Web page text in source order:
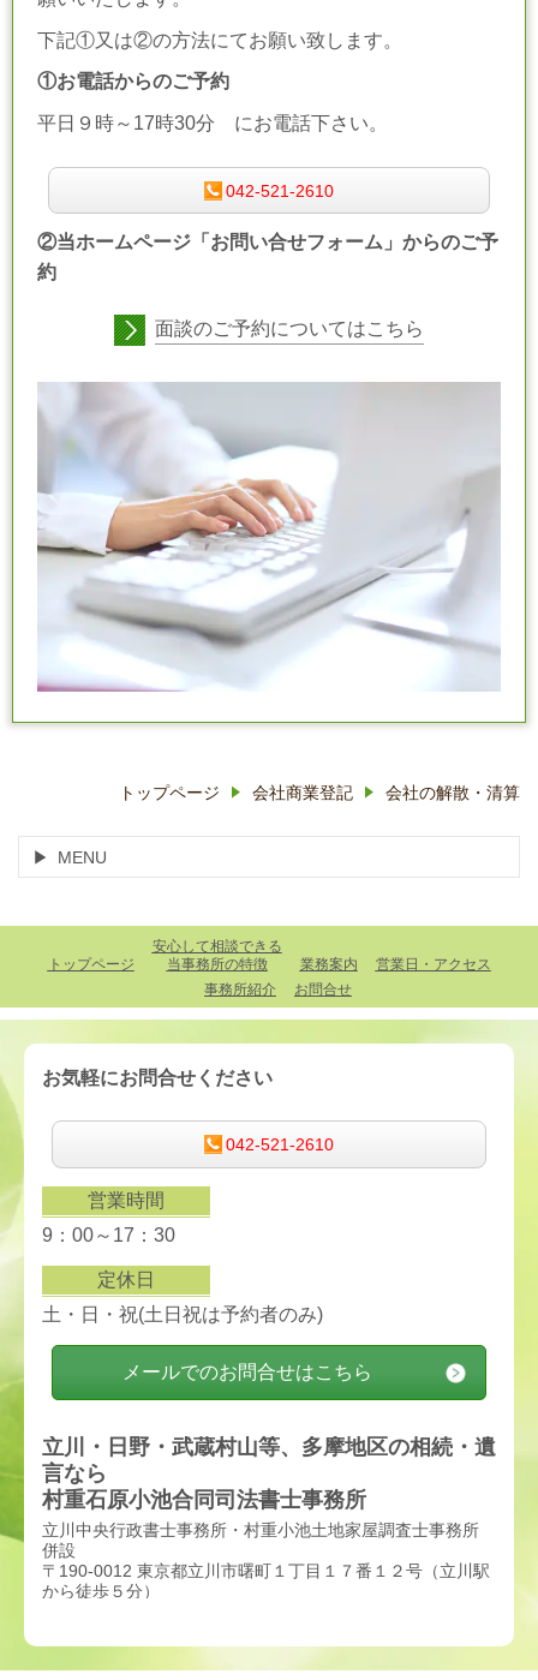
下記①又は②の方法にてお願い致します。
①お電話からのご予約
平日９時～17時30分 にお電話下さい。
042-521-2610
②当ホームページ「お問い合せフォーム」からのご予
約
面談のご予約についてはこちら
トップページ 会社商業登記 会社の解散・清算
MENU
トップページ
安心して相談できる
当事務所の特徴
業務案内
営業日・アクセス
事務所紹介
お問合せ
お気軽にお問合せください
042-521-2610
営業時間
9：00～17：30
定休日
土・日・祝(土日祝は予約者のみ)
メールでのお問合せはこちら
立川・日野・武蔵村山等、多摩地区の相続・遺
言なら
村重石原小池合同司法書士事務所
立川中央行政書士事務所・村重小池土地家屋調査士事務所
併設
〒190-0012 東京都立川市曙町１丁目１７番１２号（立川駅
から徒歩５分）